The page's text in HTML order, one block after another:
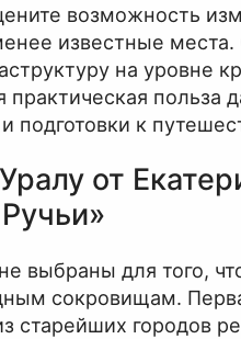
возможность
известные
на уровне
польза
подготовки к
от
выбраны для того,
сокровищам.
старейших городов